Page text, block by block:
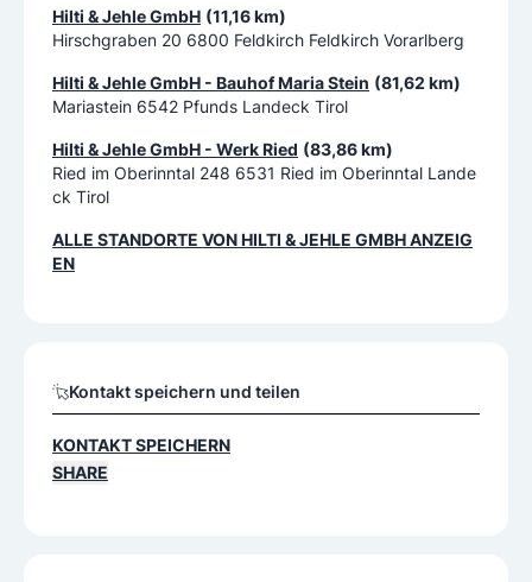
Hilti & Jehle GmbH (11,16 km)
Hirschgraben 20 6800 Feldkirch Feldkirch Vorarlberg
Hilti & Jehle GmbH - Bauhof Maria Stein (81,62 km)
Mariastein 6542 Pfunds Landeck Tirol
Hilti & Jehle GmbH - Werk Ried (83,86 km)
Ried im Oberinntal 248 6531 Ried im Oberinntal Lande
ck Tirol
ALLE STANDORTE VONHILTI & JEHLE GMBHANZEIG
EN
Kontakt speichern und teilen
KONTAKT SPEICHERN
SHARE